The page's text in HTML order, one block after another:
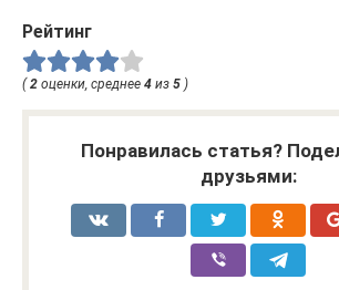
Рейтинг
( 2 оценки, среднее 4 из 5 )
Понравилась статья?
друзьями: